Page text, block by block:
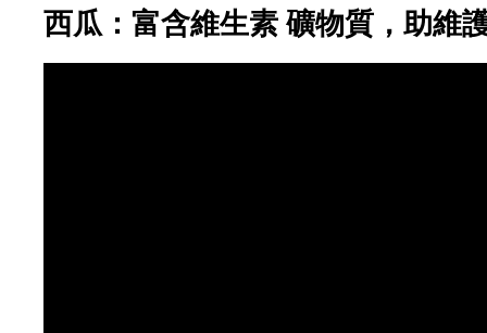
西瓜：富含維生素 礦物質，助維